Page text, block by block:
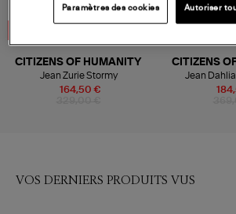
164,50 €
CITIZENS OF HUMANITY
Jean Zurie Stormy
CITIZENS
Jean
VOS DERNIERS PRODUITS VUS
Paramètres des cookies Autoriser